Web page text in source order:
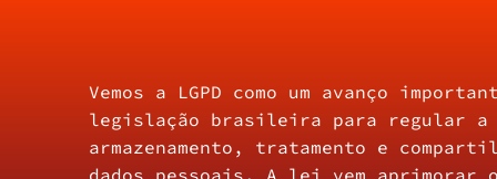
Vemos a LGPD como um avanço
legislação brasileira para regular a
armazenamento, tratamento e
dados pessoais. A lei vem aprimorar